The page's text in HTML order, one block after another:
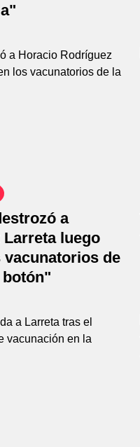
a
luego
vacunatorios de
botón"